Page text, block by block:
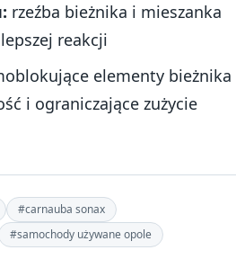
rzeźba bieżnika i mieszanka
reakcji
elementy bieżnika
i ograniczające zużycie
#carnauba sonax
#samochody używane opole